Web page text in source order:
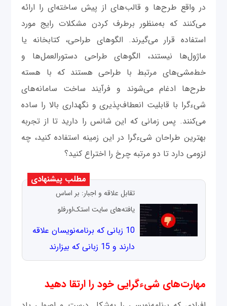
در واقع طرح‌ها و قالب‌های از پیش ساخته‌ای را ارائه
می‌کنند که به‌منظور برطرف کردن مشکلات رایج مورد
استفاده قرار می‌گیرند. الگوهای طراحی، کتابخانه یا
ماژول‌ها نیستند، الگوهای طراحی دستورالعمل‌ها و
خط‌مشی‌های مرتبط با طراحی هستند که با هسته
طرح‌ها ادغام می‌شوند و فرآیند ساخت سامانه‌های
شی‌ءگرا با قابلیت انعطاف‌پذیری و نگهداری بالا را ساده
می‌کنند. پس زمانی که این شانس را دارید تا از تجربه
بهترین طراحان شی‌ءگرا در این زمینه استفاده کنید، چه
لزومی دارد تا دو مرتبه چرخ را اختراع کنید؟
مطلب پیشنهادی
تقابل علاقه و اجبار: بر اساس
یافته‌های سایت استک‌اورفلو
10 زبانی که برنامه‌نویسان علاقه
دارند و 15 زبانی که بیزارند
مهارت‌های شی‌ءگرایی خود را ارتقا دهید